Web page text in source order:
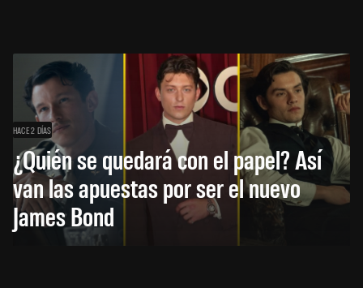
HACE 2 DÍAS
¿Quién se quedará con el papel? Así
van las apuestas por ser el nuevo
James Bond